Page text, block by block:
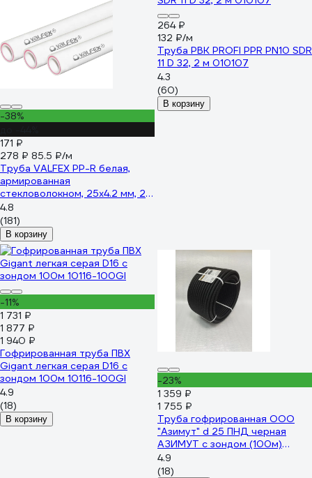
-38%
171 ₽
278 ₽ 85.5 ₽/м
Труба VALFEX PP-R белая,
армированная
стекловолокном, 25х4.2 мм, 2
м, Т 90°С Ру25 SDR6
101060252 033-2477
4.8
(181)
В корзину
264 ₽
132 ₽/м
Труба РВК PROFI PPR PN10 SDR
11 D 32, 2 м 010107
4.3
(60)
В корзину
-11%
1 731 ₽
1 877 ₽
1 940 ₽
Гофрированная труба ПВХ
Gigant легкая серая D16 с
зондом 100м 10116-100GI
4.9
(18)
В корзину
-23%
1 359 ₽
1 755 ₽
Труба гофрированная ООО
"Азимут" d 25 ПНД черная
АЗИМУТ с зондом (100м)
00000001874
4.9
(18)